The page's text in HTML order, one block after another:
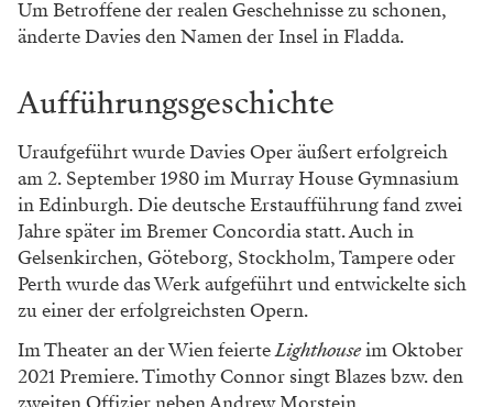
Um Betroffene der realen Geschehnisse zu schonen,
änderte Davies den Namen der Insel in Fladda.
Aufführungsgeschichte
Uraufgeführt wurde Davies Oper äußert erfolgreich
am 2. September 1980 im Murray House Gymnasium
in Edinburgh. Die deutsche Erstaufführung fand zwei
Jahre später im Bremer Concordia statt. Auch in
Gelsenkirchen, Göteborg, Stockholm, Tampere oder
Perth wurde das Werk aufgeführt und entwickelte sich
zu einer der erfolgreichsten Opern.
Im Theater an der Wien feierteLighthouseim Oktober
2021 Premiere. Timothy Connor singt Blazes bzw. den